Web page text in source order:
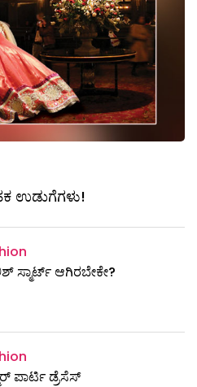
ಉಡುಗೆಗಳು!
ಸ್ಮಾರ್ಟ್‌ ಆಗಿರಬೇಕೇ?
ಪಾರ್ಟಿ ಡ್ರೆಸೆಸ್‌